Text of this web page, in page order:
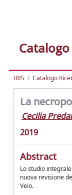
IRIS Catalogo
La
Cecilia
2019
Abstract
Lo studio
nuova revisione
Veio.